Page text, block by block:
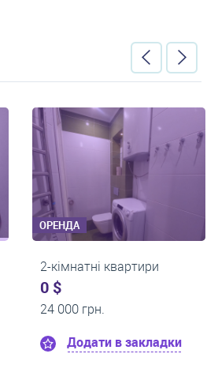
ОРЕНДА
2-кімнатні квартири
17 000 грн.
Додати в закладки